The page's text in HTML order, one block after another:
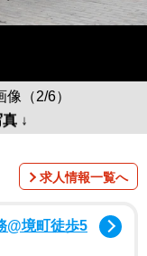
（2/6）
↓
求人情報一覧へ
@境町徒歩5